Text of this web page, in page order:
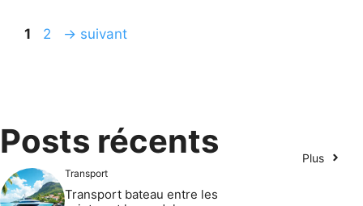
Page
1 Page
2 → suivant
Posts récents Plus
Transport
Transport bateau entre les